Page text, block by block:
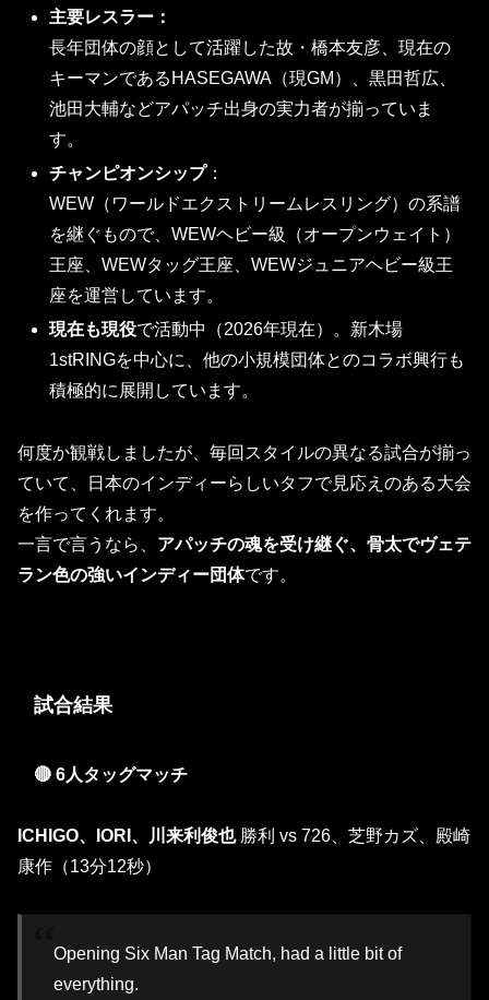
主要レスラー：
長年団体の顔として活躍した故・橋本友彦、現在の
キーマンであるHASEGAWA（現GM）、黒田哲広、
池田大輔などアパッチ出身の実力者が揃っていま
す。
チャンピオンシップ：
WEW（ワールドエクストリームレスリング）の系譜
を継ぐもので、WEWヘビー級（オープンウェイト）
王座、WEWタッグ王座、WEWジュニアヘビー級王
座を運営しています。
現在も現役で活動中（2026年現在）。新木場
1stRINGを中心に、他の小規模団体とのコラボ興行も
積極的に展開しています。
何度か観戦しましたが、毎回スタイルの異なる試合が揃っ
ていて、日本のインディーらしいタフで見応えのある大会
を作ってくれます。
一言で言うなら、 アパッチの魂を受け継ぐ、骨太でヴェテ
ラン色の強いインディー団体です。
試合結果
🔴 6人タッグマッチ
ICHIGO、IORI、川来利俊也勝利 vs 726、芝野カズ、殿崎
康作（13分12秒）
Opening Six Man Tag Match, had a little bit of
everything.